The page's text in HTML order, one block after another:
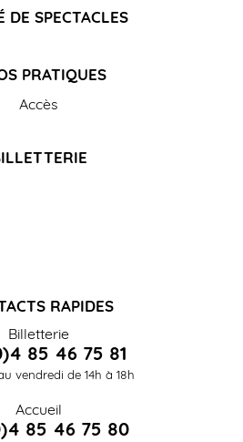
DE SPECTACLES
PRATIQUES
Accès
RAPIDES
Billetterie
85 46 75 81
vendredi de 14h à 18h
Accueil
85 46 75 80